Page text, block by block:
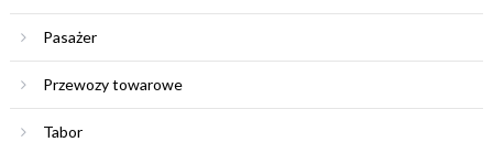
Pasażer
Przewozy towarowe
Tabor